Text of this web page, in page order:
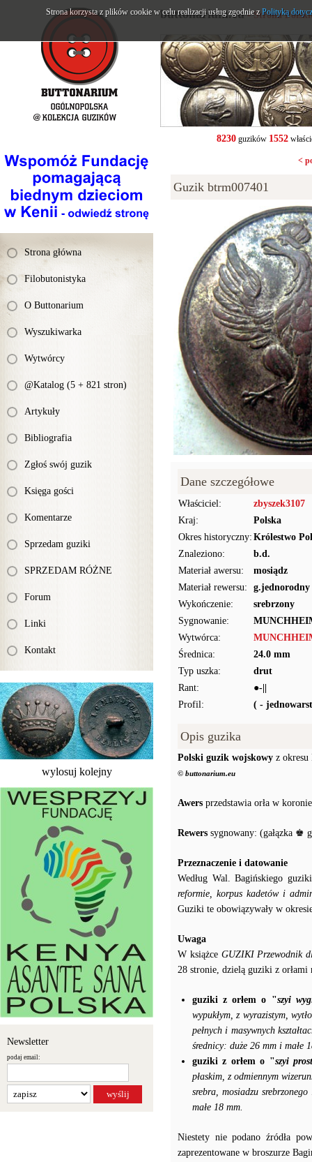
Strona główna
Filobutonistyka
O Buttonarium
Wyszukiwarka
Wytwórcy
@Katalog (5 + 821 stron)
Artykuły
Bibliografia
Zgłoś swój guzik
Księga gości
Komentarze
Sprzedam guziki
SPRZEDAM RÓŻNE
Forum
Linki
Kontakt
wylosuj kolejny
Newsletter
podaj email:
buttonarium.eu- Strona
8230guzików 1552
<
Guzik btrm007401
Dane szczegółowe
Właściciel:
zbyszek3107
Kraj:
Polska
Okres historyczny: Królestwo
Znaleziono:
b.d.
Materiał awersu:
mosiądz
Materiał rewersu:
g.jednorodny
Wykończenie:
srebrzony
Sygnowanie:
Wytwórca:
Średnica:
24.0 mm
Typ uszka:
drut
Rant:
●-||
Profil:
( -
Opis guzika
Polski guzik wojskowy z okresu
© buttonarium.eu
Awers przedstawia orła w
Rewers sygnowany: (gałązka ♚
Przeznaczenie i datowanie
Według Wal. Bagińskiego
reformie, korpus kadetów i
Guziki te obowiązywały w
Uwaga
W książce GUZIKI Przewodnik
28 stronie, dzielą guziki z orłami
guziki z orłem o "szyi
wypukłym, z wyrazistym,
pełnych i masywnych
średnicy: duże 26 mm i małe
guziki z orłem o "szyi
płaskim, z odmiennym
srebra, mosiadzu
małe 18 mm.
Niestety nie podano źródła
zaprezentowane w broszurze
Strona korzysta z plików cookie w celu realizacji usług zgodnie zPolityką